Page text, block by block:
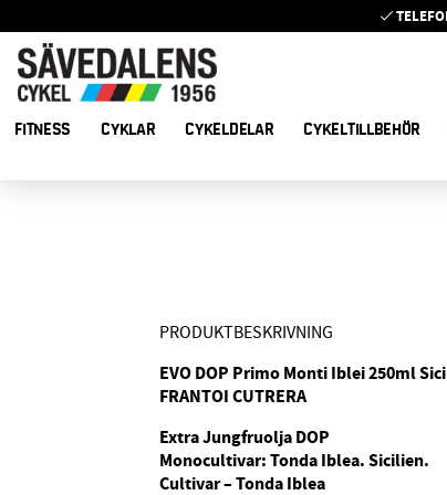
FITNESS CYKLAR CYKELDELAR CYKELTILLBEHÖR
PRODUKTBESKRIVNING
EVO DOP Primo Monti Iblei 250ml
FRANTOI CUTRERA
Extra Jungfruolja DOP
Monocultivar: Tonda Iblea. Sicilien.
Cultivar – Tonda Iblea